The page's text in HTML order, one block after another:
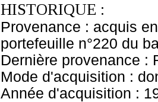
HISTORIQUE :
Provenance : acquis
portefeuille n°220 du
Dernière provenance :
Mode d'acquisition :
Année d'acquisition :